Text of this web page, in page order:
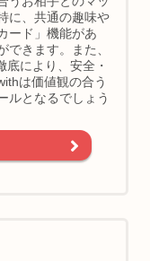
に、共通の趣味や
ード」機能があ
できます。また、
により、安全・
は価値観の合う
ルとなるでしょう